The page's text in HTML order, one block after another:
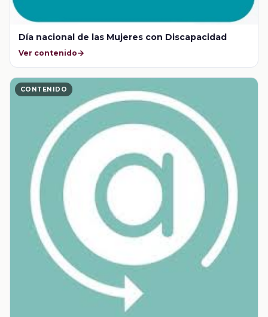
Día nacional de las Mujeres con Discapacidad
Ver contenido
CONTENIDO